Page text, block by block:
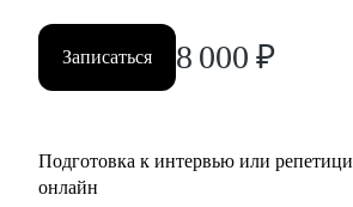
Записаться 8 000 ₽
Подготовка к интервью или
онлайн